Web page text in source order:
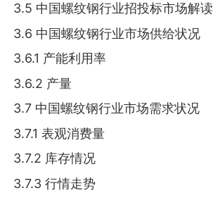
3.5 中国螺纹钢行业招投标市场解读
3.6 中国螺纹钢行业市场供给状况
3.6.1 产能利用率
3.6.2 产量
3.7 中国螺纹钢行业市场需求状况
3.7.1 表观消费量
3.7.2 库存情况
3.7.3 行情走势